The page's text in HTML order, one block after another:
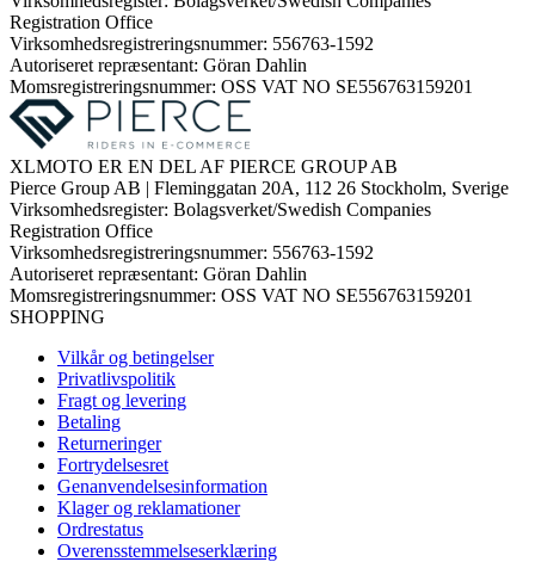
Registration Office
Virksomhedsregistreringsnummer: 556763-1592
Autoriseret repræsentant: Göran Dahlin
Momsregistreringsnummer: OSS VAT NO SE556763159201
XLMOTO ER EN DEL AF PIERCE GROUP AB
Pierce Group AB | Fleminggatan 20A, 112 26 Stockholm, Sverige
Virksomhedsregister: Bolagsverket/Swedish Companies
Registration Office
Virksomhedsregistreringsnummer: 556763-1592
Autoriseret repræsentant: Göran Dahlin
Momsregistreringsnummer: OSS VAT NO SE556763159201
SHOPPING
Vilkår og betingelser
Privatlivspolitik
Fragt og levering
Betaling
Returneringer
Fortrydelsesret
Genanvendelsesinformation
Klager og reklamationer
Ordrestatus
Overensstemmelseserklæring